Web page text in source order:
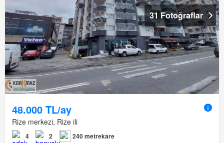
31 Fotoğraflar
48.000 TL/ay
Rize merkezi, Rize ili
4 2 240 metrekare